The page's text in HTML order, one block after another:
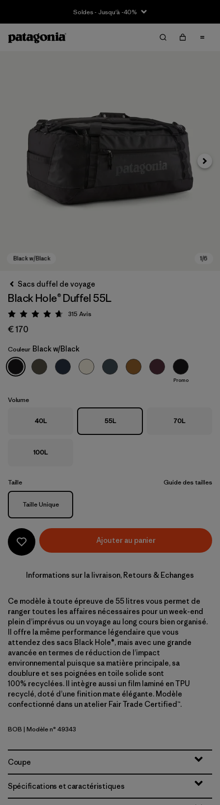
Soldes - Jusqu'à -40%
Black w/Black
Sacs duffel de voyage
Black Hole® Duffel 55L
Évaluation: 4.7 / 5
315 Avis
€ 170
Couleur Black w/Black
Promo
Volume
40L 55L 70L
100L
Taille Guide des tailles
Taille
Taille Unique
Ajouter au panier
Informations sur la livraison, Retours & Echanges
Ce modèle à toute épreuve de 55 litres vous permet de
ranger toutes les affaires nécessaires pour un week-end
plein d’imprévus ou un voyage au long cours bien organisé.
Il offre la même performance légendaire que vous
attendez des sacs Black Hole®, mais avec une grande
avancée en termes de réduction de l’impact
environnemental puisque sa matière principale, sa
doublure et ses poignées en toile solide sont
100% recyclées. Il intègre aussi un film laminé en TPU
recyclé, doté d’une finition mate élégante. Modèle
confectionné dans un atelier Fair Trade Certified™.
Black w/Black
BOB | Modèle n° 49343
Coupe
Spécifications et caractéristiques